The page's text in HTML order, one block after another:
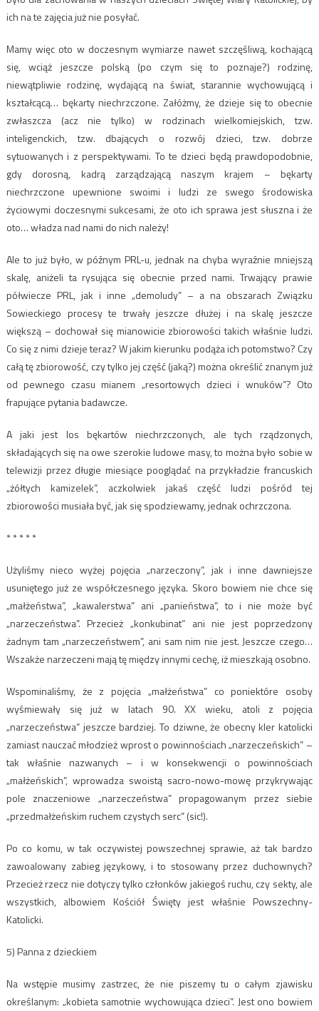
ich na te zajęcia już nie posyłać.
Mamy więc oto w doczesnym wymiarze nawet szczęśliwą, kochającą
się, wciąż jeszcze polską (po czym się to poznaje?) rodzinę,
niewątpliwie rodzinę, wydającą na świat, starannie wychowującą i
kształcącą… bękarty niechrzczone. Załóżmy, że dzieje się to obecnie
zwłaszcza (acz nie tylko) w rodzinach wielkomiejskich, tzw.
inteligenckich, tzw. dbających o rozwój dzieci, tzw. dobrze
sytuowanych i z perspektywami. To te dzieci będą prawdopodobnie,
gdy dorosną, kadrą zarządzającą naszym krajem – bękarty
niechrzczone upewnione swoimi i ludzi ze swego środowiska
życiowymi doczesnymi sukcesami, że oto ich sprawa jest słuszna i że
oto… władza nad nami do nich należy!
Ale to już było, w późnym PRL-u, jednak na chyba wyraźnie mniejszą
skalę, aniżeli ta rysująca się obecnie przed nami. Trwający prawie
półwiecze PRL, jak i inne „demoludy” – a na obszarach Związku
Sowieckiego procesy te trwały jeszcze dłużej i na skalę jeszcze
większą – dochował się mianowicie zbiorowości takich właśnie ludzi.
Co się z nimi dzieje teraz? W jakim kierunku podąża ich potomstwo? Czy
całą tę zbiorowość, czy tylko jej część (jaką?) można określić znanym już
od pewnego czasu mianem „resortowych dzieci i wnuków”? Oto
frapujące pytania badawcze.
A jaki jest los bękartów niechrzczonych, ale tych rządzonych,
składających się na owe szerokie ludowe masy, to można było sobie w
telewizji przez długie miesiące pooglądać na przykładzie francuskich
„żółtych kamizelek”, aczkolwiek jakaś część ludzi pośród tej
zbiorowości musiała być, jak się spodziewamy, jednak ochrzczona.
* * * * *
Użyliśmy nieco wyżej pojęcia „narzeczony”, jak i inne dawniejsze
usuniętego już ze współczesnego języka. Skoro bowiem nie chce się
„małżeństwa”, „kawalerstwa” ani „panieństwa”, to i nie może być
„narzeczeństwa”. Przecież „konkubinat” ani nie jest poprzedzony
żadnym tam „narzeczeństwem”, ani sam nim nie jest. Jeszcze czego…
Wszakże narzeczeni mają tę między innymi cechę, iż mieszkają osobno.
Wspominaliśmy, że z pojęcia „małżeństwa” co poniektóre osoby
wyśmiewały się już w latach 90. XX wieku, atoli z pojęcia
„narzeczeństwa” jeszcze bardziej. To dziwne, że obecny kler katolicki
zamiast nauczać młodzież wprost o powinnościach „narzeczeńskich” –
tak właśnie nazwanych – i w konsekwencji o powinnościach
„małżeńskich”, wprowadza swoistą sacro-nowo-mowę przykrywając
pole znaczeniowe „narzeczeństwa” propagowanym przez siebie
„przedmałżeńskim ruchem czystych serc” (sic!).
Po co komu, w tak oczywistej powszechnej sprawie, aż tak bardzo
zawoalowany zabieg językowy, i to stosowany przez duchownych?
Przecież rzecz nie dotyczy tylko członków jakiegoś ruchu, czy sekty, ale
wszystkich, albowiem Kościół Święty jest właśnie Powszechny-
Katolicki.
5) Panna z dzieckiem
Na wstępie musimy zastrzec, że nie piszemy tu o całym zjawisku
określanym: „kobieta samotnie wychowująca dzieci”. Jest ono bowiem